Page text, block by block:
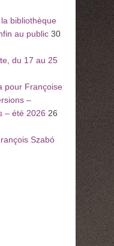
bibliothèque
au public 30
du 17 au 25
pour Françoise
–
– été 2026 26
Szabó